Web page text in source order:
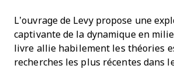
L’ouvrage de Levy propose une
captivante de la dynamique en
livre allie habilement les théories
recherches les plus récentes dans